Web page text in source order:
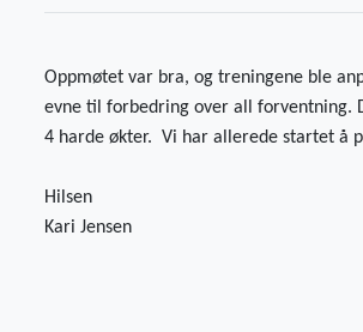
Oppmøtet var bra, og treningene ble
evne til forbedring over all forventning.
4 harde økter. Vi har allerede startet å
Hilsen
Kari Jensen